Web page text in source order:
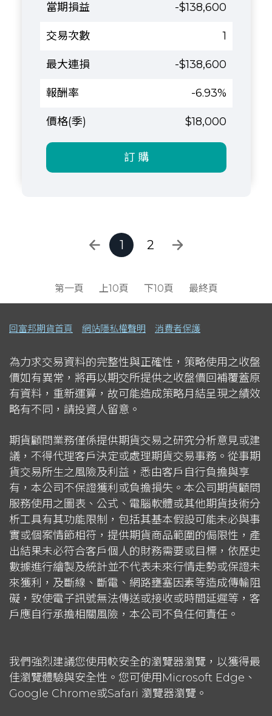
-$138,600
1
-$138,600
-6.93%
$18,000
訂 購
1 2
第一頁 上10頁 下10頁 最終頁
回富邦期貨首頁 網站隱私權聲明 消費者保護
為力求交易資料的完整性與正確性，策略使用之收盤
價如有異常，將再以期交所提供之收盤價回補覆蓋原
有資料，重新運算，故可能造成策略月結呈現之績效
略有不同，請投資人留意。
期貨顧問業務僅係提供期貨交易之研究分析意見或建
議，不得代理客戶決定或處理期貨交易事務。從事期
貨交易所生之風險及利益，悉由客戶自行負擔與享
有，本公司不保證獲利或負擔損失。本公司期貨顧問
服務使用之圖表、公式、電腦軟體或其他期貨技術分
析工具有其功能限制，包括其基本假設可能未必與事
實或個案情節相符，提供期貨商品範圍的侷限性，產
出結果未必符合客戶個人的財務需要或目標，依歷史
數據進行繪製及統計並不代表未來行情走勢或保證未
來獲利，及斷線、斷電、網路壅塞因素等造成傳輸阻
礙，致使電子訊號無法傳送或接收或時間延遲等，客
戶應自行承擔相關風險，本公司不負任何責任。
我們強烈建議您使用較安全的瀏覽器瀏覽，以獲得最
佳瀏覽體驗與安全性。您可使用Microsoft Edge、
Google Chrome或Safari 瀏覽器瀏覽。